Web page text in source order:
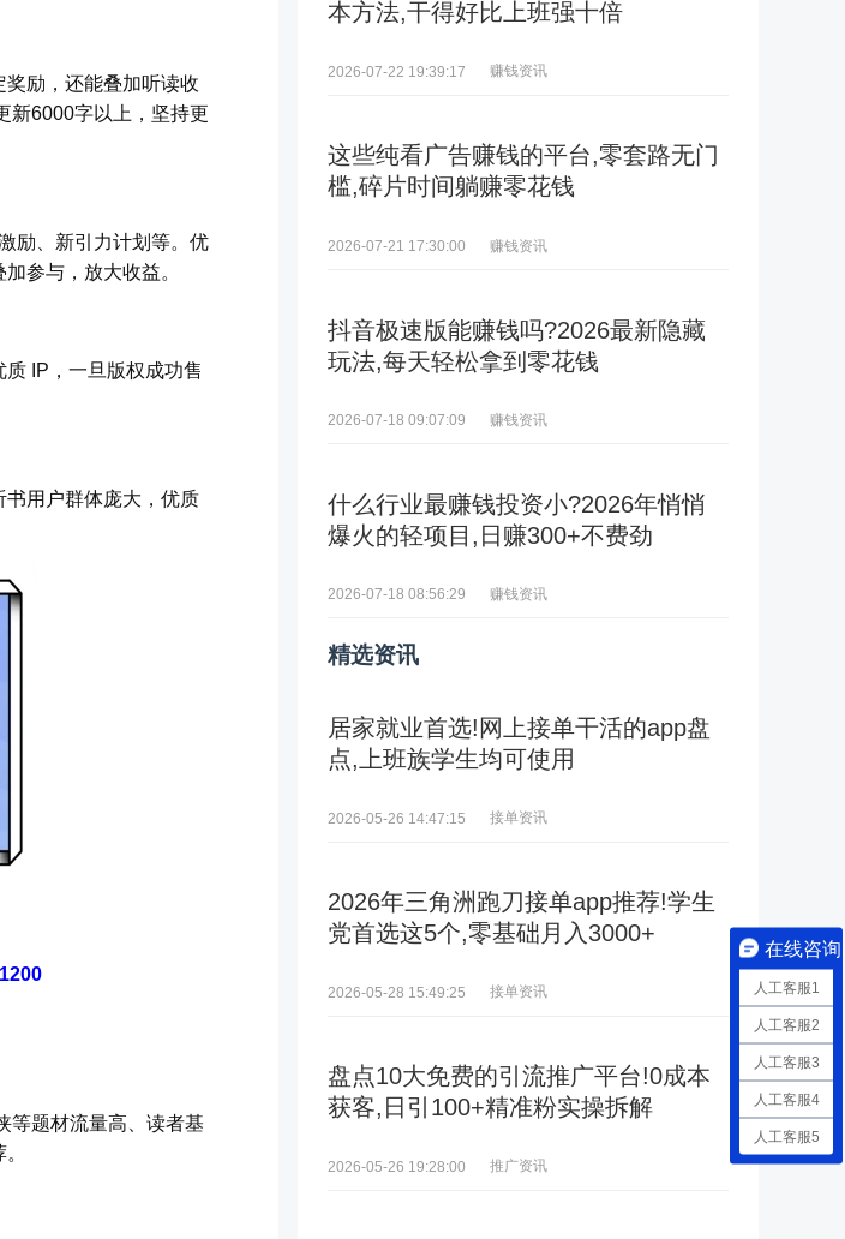
励，还能叠加听读收
新6000字以上，坚持更
励、新引力计划等。优
参与，放大收益。
IP，一旦版权成功售
用户群体庞大，优质
等题材流量高、读者基
本方法,干得好比上班强十倍
2026-07-22 19:39:17 赚钱资讯
这些纯看广告赚钱的平台,零套路无门
槛,碎片时间躺赚零花钱
2026-07-21 17:30:00 赚钱资讯
抖音极速版能赚钱吗?2026最新隐藏
玩法,每天轻松拿到零花钱
2026-07-18 09:07:09 赚钱资讯
什么行业最赚钱投资小?2026年悄悄
爆火的轻项目,日赚300+不费劲
2026-07-18 08:56:29 赚钱资讯
精选资讯
居家就业首选!网上接单干活的app盘
点,上班族学生均可使用
2026-05-26 14:47:15 接单资讯
2026年三角洲跑刀接单app推荐!学生
党首选这5个,零基础月入3000+
2026-05-28 15:49:25 接单资讯
盘点10大免费的引流推广平台!0成本
获客,日引100+精准粉实操拆解
2026-05-26 19:28:00 推广资讯
在线咨询
人工客服1
人工客服2
人工客服3
人工客服4
人工客服5